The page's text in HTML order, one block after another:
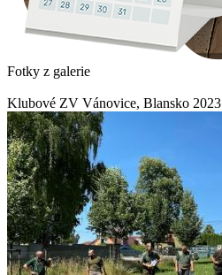
Fotky z galerie
Klubové ZV Vánovice, Blansko 2023